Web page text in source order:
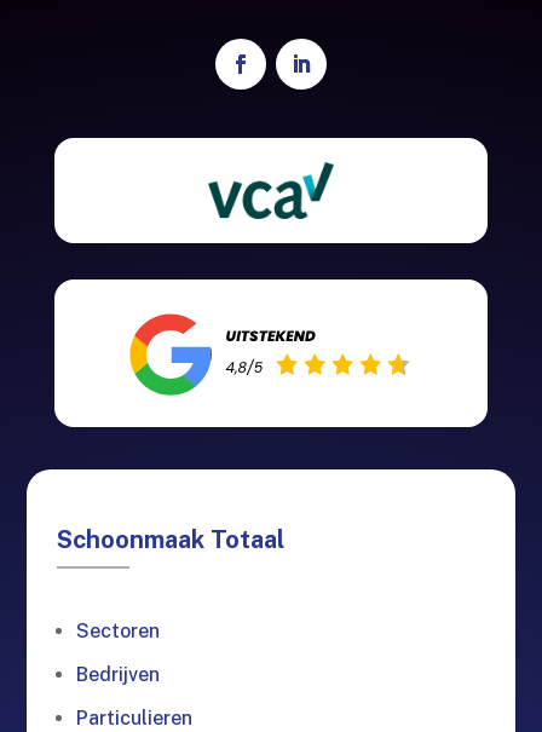
Schoonmaak Totaal
Sectoren
Bedrijven
Particulieren